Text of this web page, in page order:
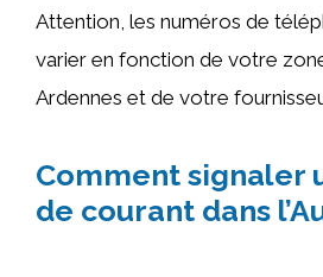
Attention, les numéros de
varier en fonction de votre
Ardennes et de votre
Comment signaler
de courant dans